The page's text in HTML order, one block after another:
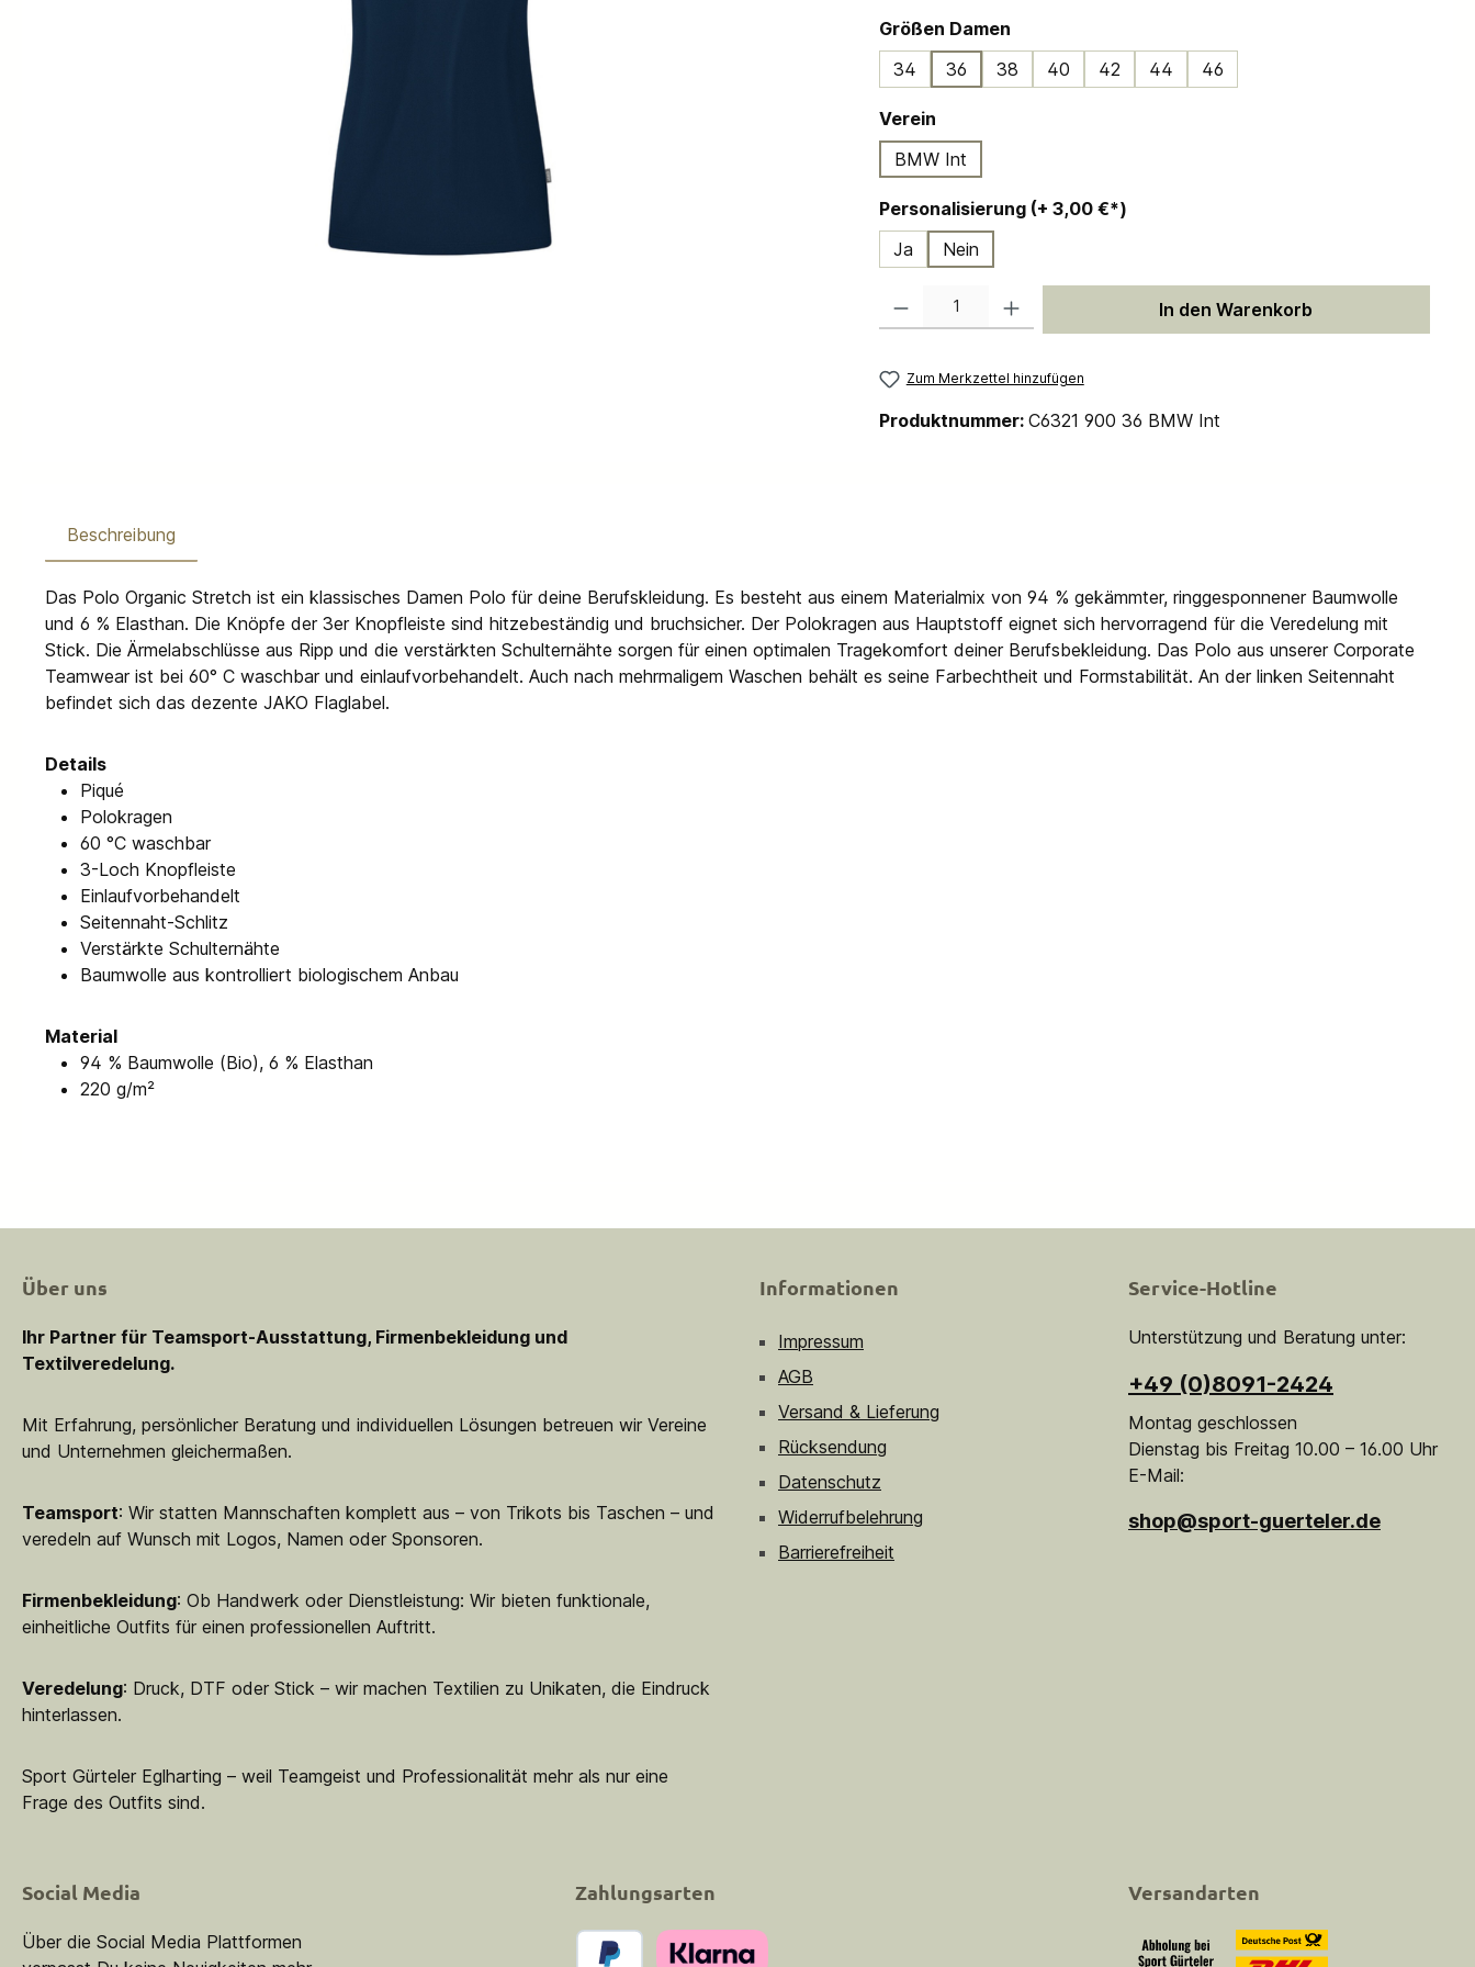
Größen Damenauswählen
34
36 38 40 42 44 46
Vereinauswählen
BMW Int
Personalisierung (+ 3,00 €*)auswählen
Ja
Nein
In den Warenkorb
Zum Merkzettel hinzufügen
Produktnummer: C6321 900 36 BMW Int
Beschreibung
Das Polo Organic Stretch ist ein klassisches Damen Polo für deine Berufskleidung. Es besteht aus einem Materialmix von 94 % gekämmter, ringgesponnener Baumwolle
und 6 % Elasthan. Die Knöpfe der 3er Knopfleiste sind hitzebeständig und bruchsicher. Der Polokragen aus Hauptstoff eignet sich hervorragend für die Veredelung mit
Stick. Die Ärmelabschlüsse aus Ripp und die verstärkten Schulternähte sorgen für einen optimalen Tragekomfort deiner Berufsbekleidung. Das Polo aus unserer Corporate
Teamwear ist bei 60° C waschbar und einlaufvorbehandelt. Auch nach mehrmaligem Waschen behält es seine Farbechtheit und Formstabilität. An der linken Seitennaht
befindet sich das dezente JAKO Flaglabel.
Details
Piqué
Polokragen
60 °C waschbar
3-Loch Knopfleiste
Einlaufvorbehandelt
Seitennaht-Schlitz
Verstärkte Schulternähte
Baumwolle aus kontrolliert biologischem Anbau
Material
94 % Baumwolle (Bio), 6 % Elasthan
220 g/m²
Über uns
Ihr Partner für Teamsport-Ausstattung, Firmenbekleidung und
Textilveredelung.
Mit Erfahrung, persönlicher Beratung und individuellen Lösungen betreuen wir Vereine
und Unternehmen gleichermaßen.
Teamsport: Wir statten Mannschaften komplett aus – von Trikots bis Taschen – und
veredeln auf Wunsch mit Logos, Namen oder Sponsoren.
Firmenbekleidung: Ob Handwerk oder Dienstleistung: Wir bieten funktionale,
einheitliche Outfits für einen professionellen Auftritt.
Veredelung: Druck, DTF oder Stick – wir machen Textilien zu Unikaten, die Eindruck
hinterlassen.
Sport Gürteler Eglharting – weil Teamgeist und Professionalität mehr als nur eine
Frage des Outfits sind.
Informationen
Impressum
AGB
Versand & Lieferung
Rücksendung
Datenschutz
Widerrufbelehrung
Barrierefreiheit
Service-Hotline
Unterstützung und Beratung unter:
+49 (0)8091-2424
Montag geschlossen
Dienstag bis Freitag 10.00 – 16.00 Uhr
E-Mail:
shop@sport-guerteler.de
Social Media
Über die Social Media Plattformen
Zahlungsarten Versandarten